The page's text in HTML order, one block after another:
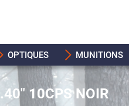
OPTIQUES MUNITIONS
10CPS NOIR